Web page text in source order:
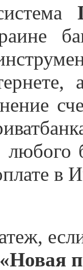
любого
в
«Новая